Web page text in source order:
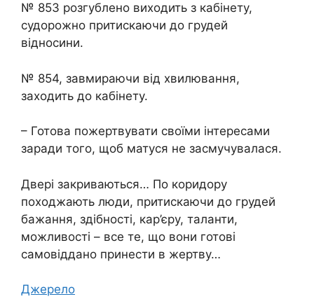
№ 853 розгублено виходить з кабінету,
судорожно притискаючи до грудей
відносини.
№ 854, завмираючи від хвилювання,
заходить до кабінету.
– Готова пожертвувати своїми інтересами
заради того, щоб матуся не засмучувалася.
Двері закриваються… По коридору
походжають люди, притискаючи до грудей
бажання, здібності, кар’єру, таланти,
можливості – все те, що вони готові
самовіддано принести в жертву…
Джерело